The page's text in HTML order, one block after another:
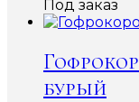
Под заказ
бурый